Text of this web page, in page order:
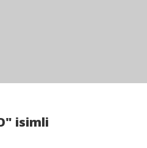
isimli